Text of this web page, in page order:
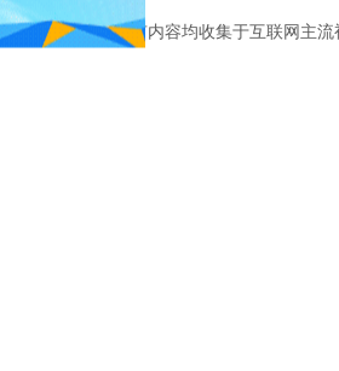
本网站所有内容均收集于互联网主